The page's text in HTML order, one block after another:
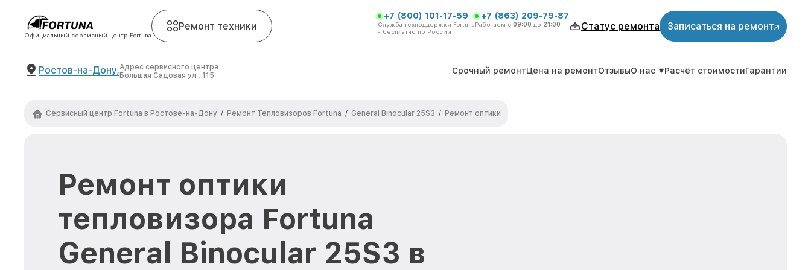
Официальный сервисный центр Fortuna
Ремонт техники
+7 (800) 101-17-59
Служба техподдержки Fortuna
- бесплатно по России
+7 (863) 209-79-87
Работаем с 09:00 до 21:00 Статус ремонта Записаться на ремонт
Ростов-на-Дону,Адрес сервисного центра
Большая Садовая ул., 115
Срочный ремонтЦена на ремонтОтзывыО нас Расчёт стоимостиГарантии
Сервисный центр Fortuna в Ростове-на-Дону / Ремонт Тепловизоров Fortuna / General Binocular 25S3 / Ремонт оптики
Ремонт оптики
тепловизора Fortuna
General Binocular 25S3 в